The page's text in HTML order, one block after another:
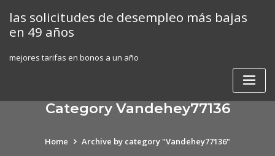
content
las solicitudes de desempleo más bajas
en 49 años
mejores tarifas en bonos a un año
Category Vandehey77136
Home Archive by category "Vandehey77136"